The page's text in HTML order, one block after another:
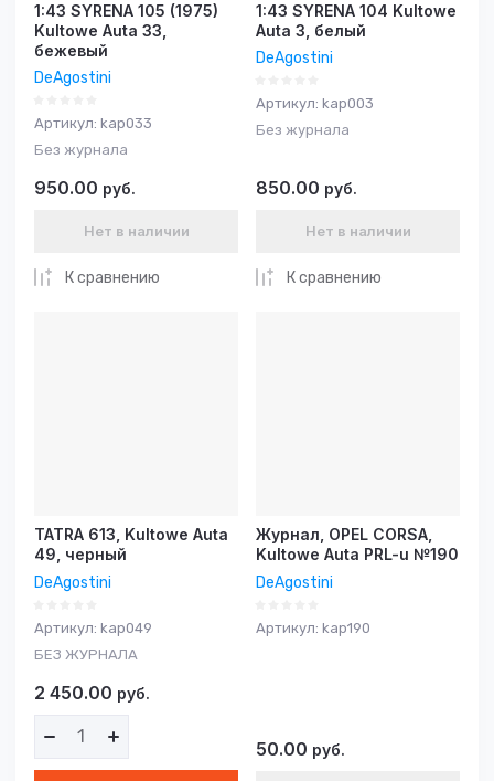
1:43 SYRENA 105 (1975)
Kultowe Auta 33,
бежевый
DeAgostini
Артикул: kap033
Без журнала
950.00 руб.
Нет в наличии
К сравнению
1:43 SYRENA 104 Kultowe
Auta 3, белый
DeAgostini
Артикул: kap003
Без журнала
850.00 руб.
Нет в наличии
К сравнению
TATRA 613, Kultowe Auta
49, черный
DeAgostini
Артикул: kap049
БЕЗ ЖУРНАЛА
2 450.00 руб.
Журнал, OPEL CORSA,
Kultowe Auta PRL-u №190
DeAgostini
Артикул: kap190
50.00 руб.